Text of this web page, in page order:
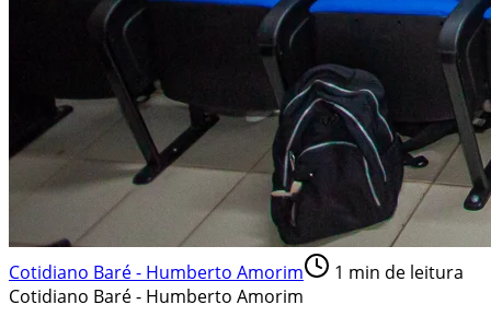
Cotidiano Baré - Humberto Amorim 1 min de leitura
Cotidiano Baré - Humberto Amorim